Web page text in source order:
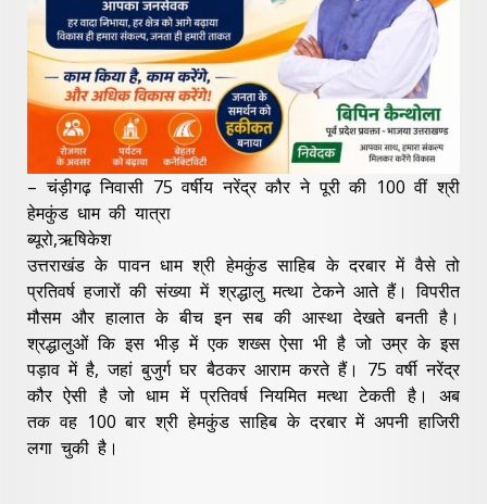
– चंड़ीगढ़ निवासी 75 वर्षीय नरेंद्र कौर ने पूरी की 100 वीं श्री
हेमकुंड धाम की यात्रा
ब्यूरो,ऋषिकेश
उत्तराखंड के पावन धाम श्री हेमकुंड साहिब के दरबार में वैसे तो
प्रतिवर्ष हजारों की संख्या में श्रद्धालु मत्था टेकने आते हैं। विपरीत
मौसम और हालात के बीच इन सब की आस्था देखते बनती है।
श्रद्धालुओं कि इस भीड़ में एक शख्स ऐसा भी है जो उम्र के इस
पड़ाव में है, जहां बुजुर्ग घर बैठकर आराम करते हैं। 75 वर्षी नरेंद्र
कौर ऐसी है जो धाम में प्रतिवर्ष नियमित मत्था टेकती है। अब
तक वह 100 बार श्री हेमकुंड साहिब के दरबार में अपनी हाजिरी
लगा चुकी है।